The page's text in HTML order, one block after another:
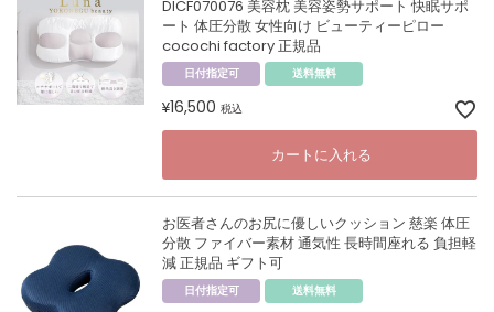
DICF070076 美容枕 美容姿勢サポート 快眠サポ
ート 体圧分散 女性向け ビューティーピロー
cocochi factory 正規品
日付指定可 送料無料
¥16,500 税込
カートに入れる
お医者さんのお尻に優しいクッション 慈楽 体圧
分散 ファイバー素材 通気性 長時間座れる 負担軽
減 正規品 ギフト可
日付指定可 送料無料